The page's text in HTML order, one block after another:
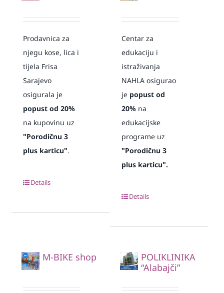
Prodavnica za
njegu kose, lica i
tijela Frisa
Sarajevo
osigurala je
popust od 20%
na kupovinu uz
"Porodičnu 3
plus karticu".
Details
Centar za
edukaciju i
istraživanja
NAHLA osigurao
je popust od
20% na
edukacijske
programe uz
"Porodičnu 3
plus karticu".
Details
M-BIKE shop
POLIKLINIKA
“Alabajči”